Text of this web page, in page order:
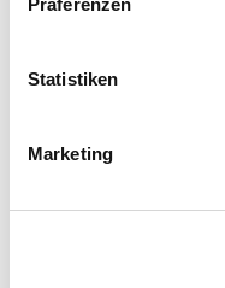
Präferenzen
Statistiken
Marketing
Schnelle Verfügbarkeit
Flexible Laufzeiten